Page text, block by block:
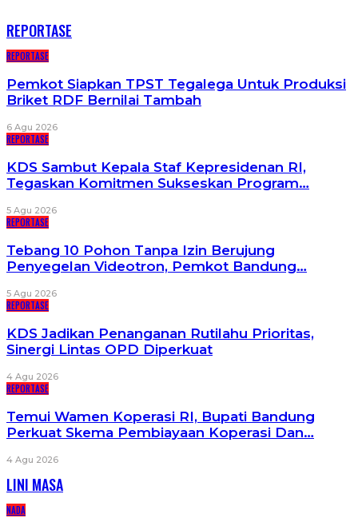
REPORTASE
REPORTASE
Pemkot Siapkan TPST Tegalega Untuk Produksi
Briket RDF Bernilai Tambah
6 Agu 2026
REPORTASE
KDS Sambut Kepala Staf Kepresidenan RI,
Tegaskan Komitmen Sukseskan Program…
5 Agu 2026
REPORTASE
Tebang 10 Pohon Tanpa Izin Berujung
Penyegelan Videotron, Pemkot Bandung…
5 Agu 2026
REPORTASE
KDS Jadikan Penanganan Rutilahu Prioritas,
Sinergi Lintas OPD Diperkuat
4 Agu 2026
REPORTASE
Temui Wamen Koperasi RI, Bupati Bandung
Perkuat Skema Pembiayaan Koperasi Dan…
4 Agu 2026
LINI MASA
NADA